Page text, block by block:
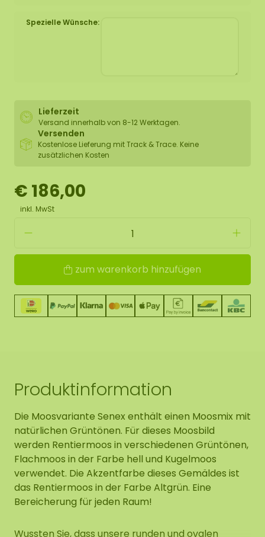
Spezielle Wünsche:
Lieferzeit
Versand innerhalb von 8-12 Werktagen.
Versenden
Kostenlose Lieferung mit Track & Trace. Keine
zusätzlichen Kosten
€ 186,00
inkl. MwSt
zum warenkorb hinzufügen
Produktinformation
Die Moosvariante Senex enthält einen Moosmix mit
natürlichen Grüntönen. Für dieses Moosbild
werden Rentiermoos in verschiedenen Grüntönen,
Flachmoos in der Farbe hell und Kugelmoos
verwendet. Die Akzentfarbe dieses Gemäldes ist
das Rentiermoos in der Farbe Altgrün. Eine
Bereicherung für jeden Raum!
Wussten Sie, dass unsere runden und ovalen